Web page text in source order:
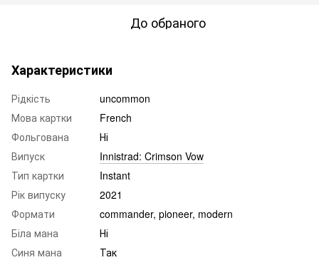
До обраного
Характеристики
Рідкість
uncommon
Мова картки
French
Фольгована
Ні
Випуск
Innistrad: Crimson Vow
Тип картки
Instant
Рік випуску
2021
Формати
commander, pioneer, modern
Біла мана
Ні
Синя мана
Так